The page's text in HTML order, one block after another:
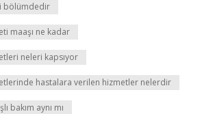
bölümdedir
maaşı ne kadar
neleri kapsıyor
hastalara verilen hizmetler nelerdir
bakım aynı mı